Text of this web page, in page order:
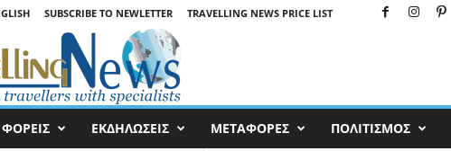
SUBSCRIBE TO NEWLETTER TRAVELLING NEWS PRICE LIST
ΦΟΡΕΙΣ ΕΚΔΗΛΩΣΕΙΣ ΜΕΤΑΦΟΡΕΣ ΠΟΛΙΤΙΣΜΟΣ